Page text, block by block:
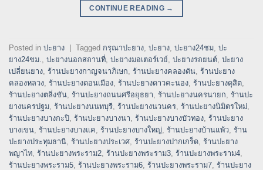
CONTINUE READING →
Posted in ปะยาง Tagged กรุณาปะยาง, ปะยาง, ปะยาง24ชม, ปะ
ยาง24ชม., ปะยางนอกสถานที่, ปะยางมอเตอร์เวย์, ปะยางรถยนต์, ปะยาง
เปลี่ยนยาง, ร้านปะยางกาญจนาภิเษก, ร้านปะยางคลองตัน, ร้านปะยาง
คลองหลวง, ร้านปะยางดอนเมือง, ร้านปะยางดาวคะนอง, ร้านปะยางดุสิต,
ร้านปะยางตลิ่งชัน, ร้านปะยางถนนศรีอยุธยา, ร้านปะยางนครนายก, ร้านปะ
ยางนครปฐม, ร้านปะยางนนทบุรี, ร้านปะยางนวนคร, ร้านปะยางนิมิตรใหม่,
ร้านปะยางบางกะปิ, ร้านปะยางบางนา, ร้านปะยางบางบัวทอง, ร้านปะยาง
บางเขน, ร้านปะยางบางแค, ร้านปะยางบางใหญ่, ร้านปะยางบ้านแพ้ว, ร้าน
ปะยางประทุมธานี, ร้านปะยางประเวศ, ร้านปะยางปากเกร็ด, ร้านปะยาง
พญาไท, ร้านปะยางพระราม2, ร้านปะยางพระราม3, ร้านปะยางพระราม4,
ร้านปะยางพระราม5, ร้านปะยางพระราม6, ร้านปะยางพระราม7, ร้านปะยาง